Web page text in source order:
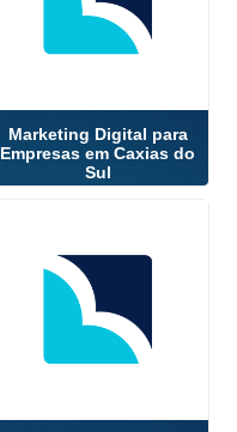
Marketing Digital para
Empresas em Caxias do
Sul